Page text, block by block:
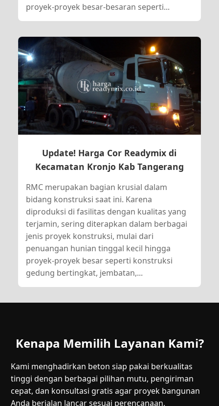
proyek-proyek besar-besaran seperti...
Update! Harga Cor Readymix di
Kecamatan Kronjo Kab Tangerang
RMC merupakan bagian krusial dalam
bidang konstruksi saat ini. Karena
diproduksi di fasilitas dengan kualitas yang
terjamin, sering diterapkan dalam berbagai
jenis proyek konstruksi, mulai dari
penuangan hunian tinggal kecil hingga
proyek-proyek besar seperti konstruksi
gedung bertingkat, jembatan,...
Kenapa Memilih Layanan Kami?
Kami menghadirkan beton siap pakai berkualitas
tinggi dengan berbagai pilihan mutu, pengiriman
cepat, dan konsultasi gratis agar proyek bangunan
Anda berjalan lancar sesuai perencanaan.